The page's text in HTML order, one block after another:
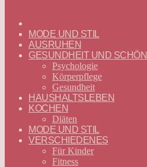
—
DEUTSCH
MODE UND STIL
AUSRUHEN
GESUNDHEIT UND
Psychologie
Körperpflege
Gesundheit
HAUSHALTSLEBEN
KOCHEN
Diäten
MODE UND STIL
VERSCHIEDENES
Für Kinder
Fitness